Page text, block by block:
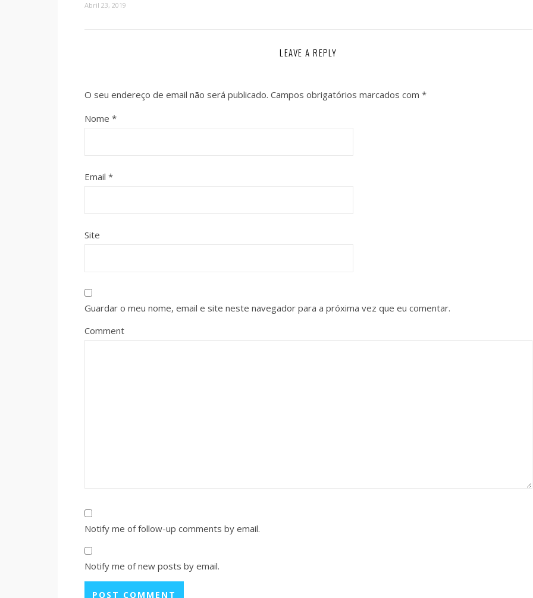
Abril 23, 2019
LEAVE A REPLY
O seu endereço de email não será publicado. Campos obrigatórios marcados com *
Nome *
Email *
Site
Guardar o meu nome, email e site neste navegador para a próxima vez que eu comentar.
Comment
Notify me of follow-up comments by email.
Notify me of new posts by email.